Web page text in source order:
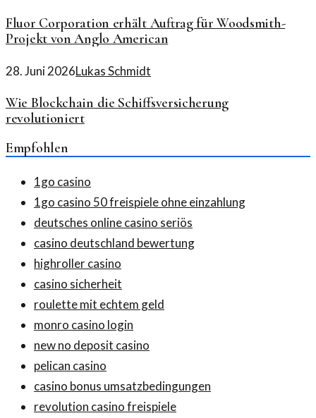
Fluor Corporation erhält Auftrag für Woodsmith-
Projekt von Anglo American
28. Juni 2026Lukas Schmidt
Wie Blockchain die Schiffsversicherung
revolutioniert
Empfohlen
1go casino
1go casino 50 freispiele ohne einzahlung
deutsches online casino seriös
casino deutschland bewertung
highroller casino
casino sicherheit
roulette mit echtem geld
monro casino login
new no deposit casino
pelican casino
casino bonus umsatzbedingungen
revolution casino freispiele